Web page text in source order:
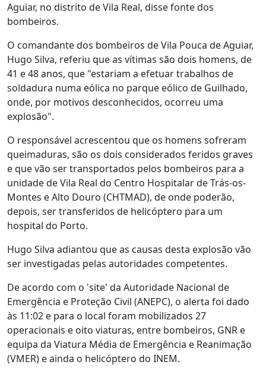
Aguiar, no distrito de Vila Real, disse fonte dos
bombeiros.
O comandante dos bombeiros de Vila Pouca de Aguiar,
Hugo Silva, referiu que as vítimas são dois homens, de
41 e 48 anos, que "estariam a efetuar trabalhos de
soldadura numa eólica no parque eólico de Guilhado,
onde, por motivos desconhecidos, ocorreu uma
explosão".
O responsável acrescentou que os homens sofreram
queimaduras, são os dois considerados feridos graves
e que vão ser transportados pelos bombeiros para a
unidade de Vila Real do Centro Hospitalar de Trás-os-
Montes e Alto Douro (CHTMAD), de onde poderão,
depois, ser transferidos de helicóptero para um
hospital do Porto.
Hugo Silva adiantou que as causas desta explosão vão
ser investigadas pelas autoridades competentes.
De acordo com o 'site' da Autoridade Nacional de
Emergência e Proteção Civil (ANEPC), o alerta foi dado
às 11:02 e para o local foram mobilizados 27
operacionais e oito viaturas, entre bombeiros, GNR e
equipa da Viatura Média de Emergência e Reanimação
(VMER) e ainda o helicóptero do INEM.